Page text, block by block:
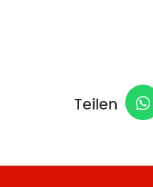
Teilen